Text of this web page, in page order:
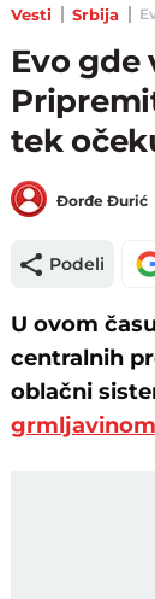
Vesti Srbija
Evo gde
tek
Đorđe Đurić
Podeli
U ovom
centralnih
oblačni